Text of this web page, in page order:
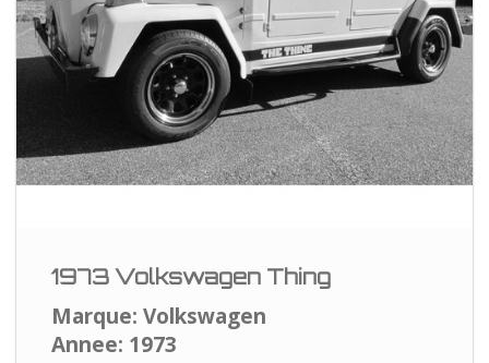
1973 Volkswagen Thing
Marque: Volkswagen
Annee: 1973